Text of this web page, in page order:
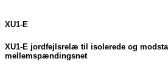
XU1-E
XU1-E jordfejlsrelæ til isolerede og
mellemspændingsnet